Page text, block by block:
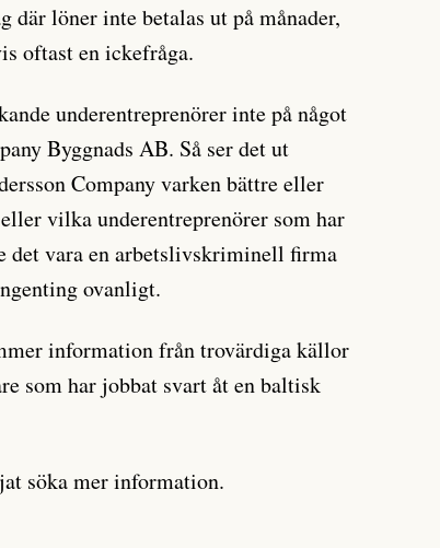
där löner inte betalas ut på månader,
oftast en ickefråga.
underentreprenörer inte på något
Byggnads AB. Så ser det ut
Company varken bättre eller
vilka underentreprenörer som har
det vara en arbetslivskriminell firma
ovanligt.
information från trovärdiga källor
som har jobbat svart åt en baltisk
söka mer information.